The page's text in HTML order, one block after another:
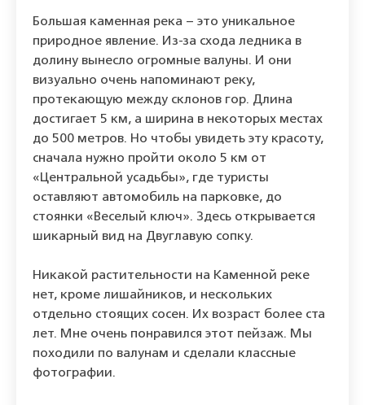
Большая каменная река – это уникальное
природное явление. Из-за схода ледника в
долину вынесло огромные валуны. И они
визуально очень напоминают реку,
протекающую между склонов гор. Длина
достигает 5 км, а ширина в некоторых местах
до 500 метров. Но чтобы увидеть эту красоту,
сначала нужно пройти около 5 км от
«Центральной усадьбы», где туристы
оставляют автомобиль на парковке, до
стоянки «Веселый ключ». Здесь открывается
шикарный вид на Двуглавую сопку.
Никакой растительности на Каменной реке
нет, кроме лишайников, и нескольких
отдельно стоящих сосен. Их возраст более ста
лет. Мне очень понравился этот пейзаж. Мы
походили по валунам и сделали классные
фотографии.